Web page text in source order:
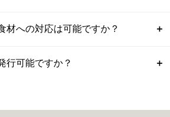
材への対応は可能ですか？ ＋
行可能ですか？ ＋